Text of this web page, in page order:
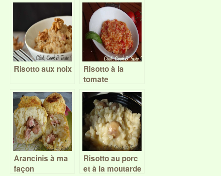
Risotto aux noix
Risotto à la
tomate
Arancinis à ma
façon
Risotto au porc
et à la moutarde